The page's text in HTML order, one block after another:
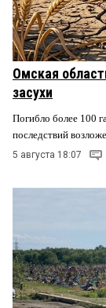
Омская
засухи
Погибло более 100
последствий
5 августа 18:07